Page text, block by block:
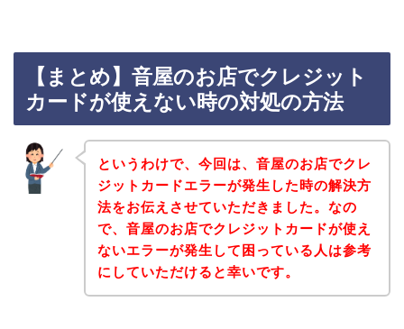
【まとめ】音屋のお店でクレジット
カードが使えない時の対処の方法
というわけで、今回は、音屋のお店でクレ
ジットカードエラーが発生した時の解決方
法をお伝えさせていただきました。なの
で、音屋のお店でクレジットカードが使え
ないエラーが発生して困っている人は参考
にしていただけると幸いです。